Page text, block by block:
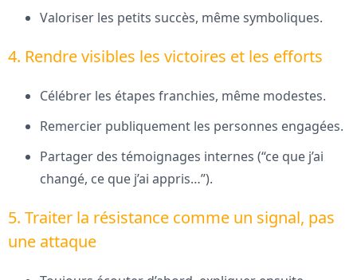
Valoriser les petits succès, même symboliques.
4. Rendre visibles les victoires et les efforts
Célébrer les étapes franchies, même modestes.
Remercier publiquement les personnes engagées.
Partager des témoignages internes (“ce que j’ai
changé, ce que j’ai appris…”).
5. Traiter la résistance comme un signal, pas
une attaque